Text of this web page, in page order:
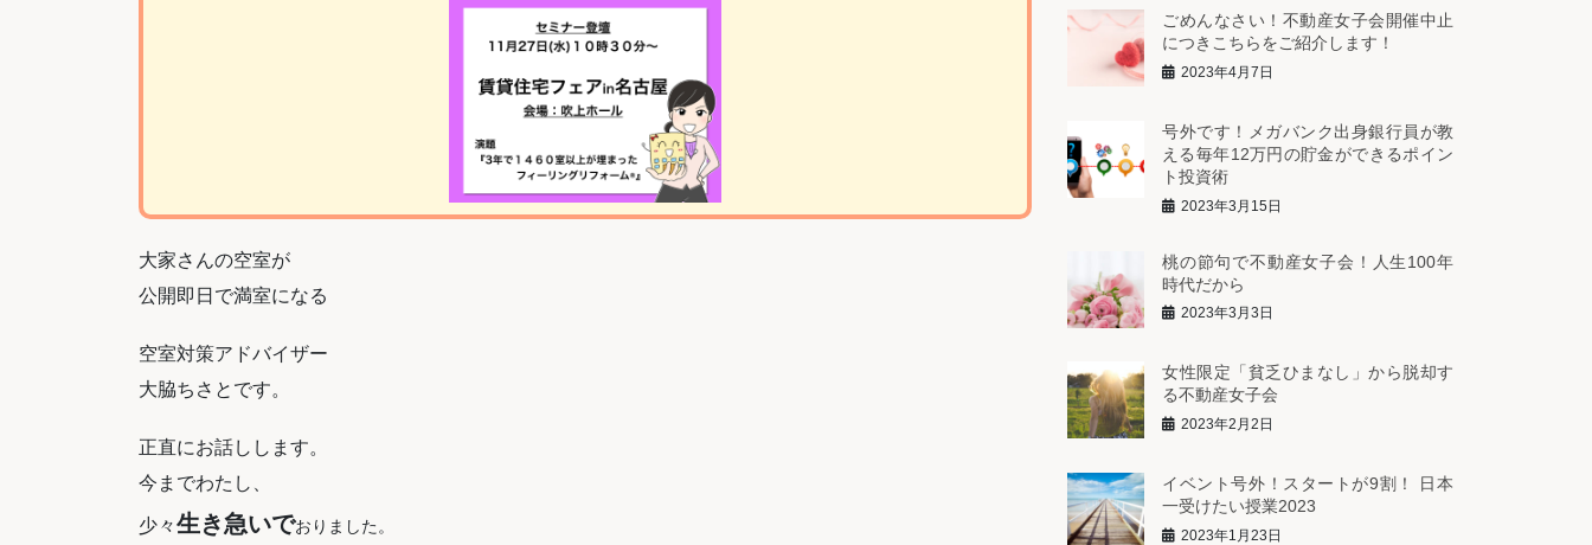
大家さんの空室が
公開即日で満室になる
空室対策アドバイザー
大脇ちさとです。
正直にお話しします。
今までわたし、
少々生き急いでおりました。
ごめんなさい！不動産女子会開催中止
につきこちらをご紹介します！
2023年4月7日
号外です！メガバンク出身銀行員が教
える毎年12万円の貯金ができるポイン
ト投資術
2023年3月15日
桃の節句で不動産女子会！人生100年
時代だから
2023年3月3日
女性限定「貧乏ひまなし」から脱却す
る不動産女子会
2023年2月2日
イベント号外！スタートが9割！ 日本
一受けたい授業2023
2023年1月23日